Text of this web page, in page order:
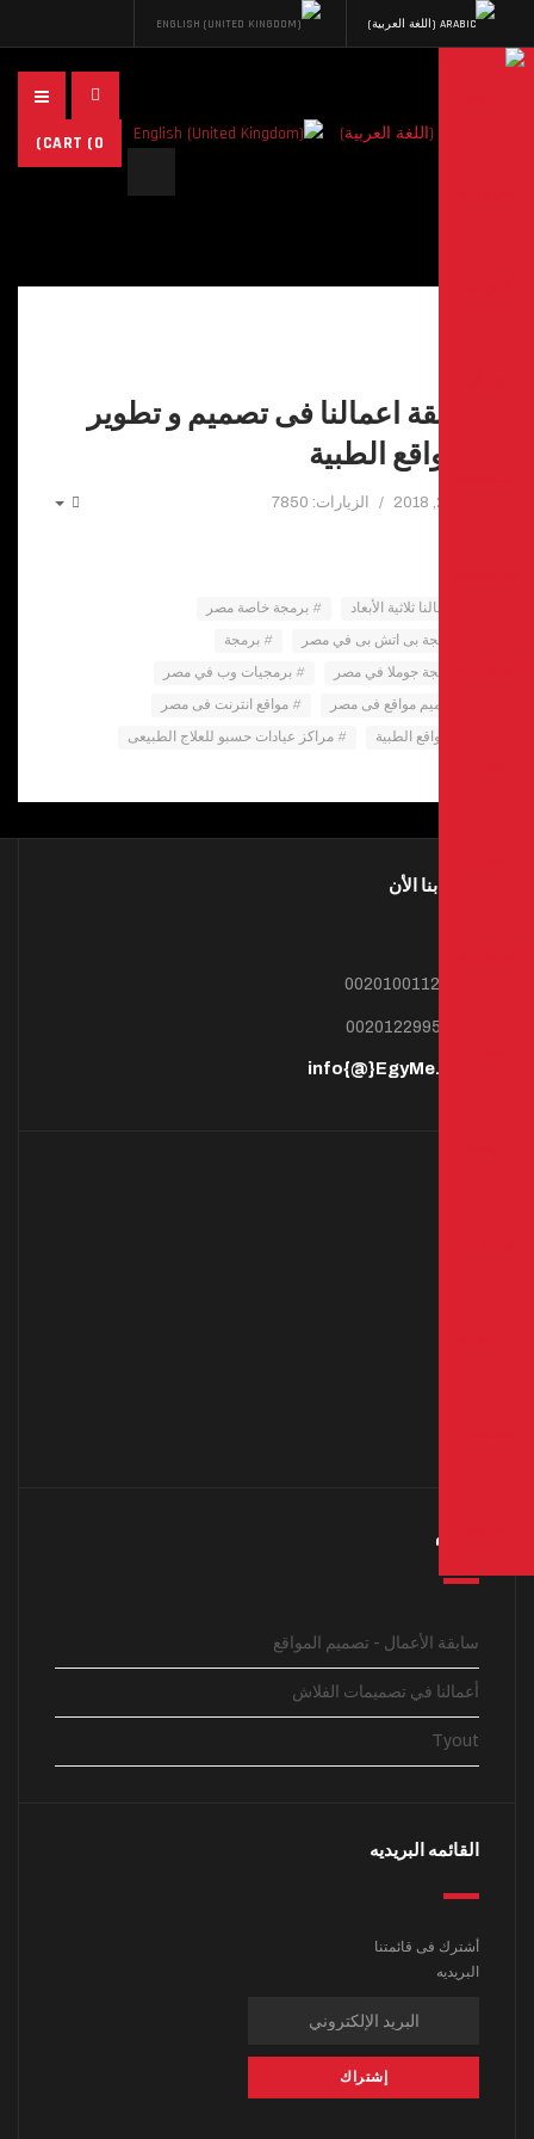
CART (0)
سابقة اعمالنا فى تصميم و تطوير
المواقع الطبية
الزيارات: 7850
أعمالنا ثلاثية الأبعاد
برمجة خاصة مصر
برمجة بى اتش بى في مصر
برمجة
برمجة جوملا في مصر
برمجيات وب في مصر
تصميم مواقع فى مصر
مواقع انترنت فى مصر
المواقع الطبية
مراكز عيادات حسبو للعلاج الطبيعى
أتصل بنا الأن
00201001125040
00201229959993
info{@}EgyMe.com
وسوم
سابقة الأعمال - تصميم المواقع
أعمالنا في تصميمات الفلاش
Tyout
القائمه البريديه
أشترك فى قائمتنا
البريديه